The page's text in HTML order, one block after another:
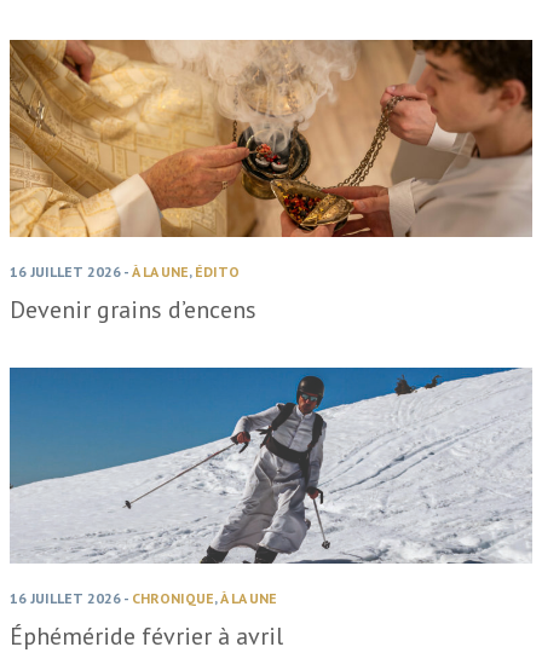
16 JUILLET 2026 - À LA UNE, ÉDITO
Devenir grains d’encens
16 JUILLET 2026 - CHRONIQUE,À LA UNE
Éphéméride février à avril